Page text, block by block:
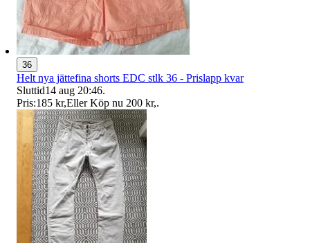
36
Helt nya jättefina shorts EDC stlk 36 - Prislapp kvar
Sluttid14 aug 20:46.
Pris:185 kr,Eller Köp nu 200 kr,.